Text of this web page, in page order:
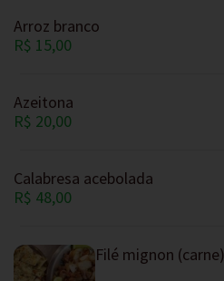
Arroz branco
R$ 15,00
Azeitona
R$ 20,00
Calabresa acebolada
R$ 48,00
Filé mignon (carne)